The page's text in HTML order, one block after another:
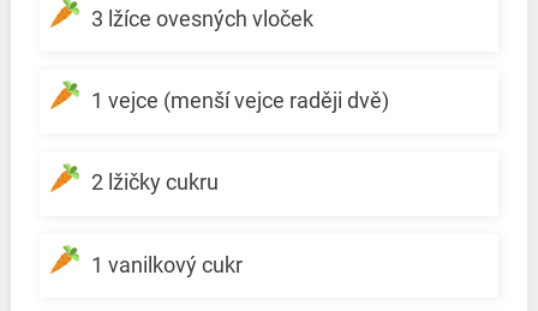
3 lžíce ovesných vloček
1 vejce (menší vejce raději dvě)
2 lžičky cukru
1 vanilkový cukr